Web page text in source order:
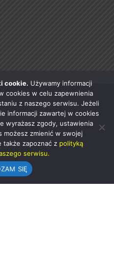
cookie. Używamy informacji
cookies w celu zapewnienia
z naszego serwisu. Jeżeli
informacji zawartej w cookies
wyrażasz zgody, ustawienia
możesz zmienić w swojej
także zapoznać z polityką
serwisu.
SIĘ